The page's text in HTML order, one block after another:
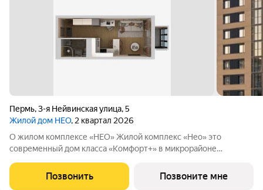
Пермь,3-я Нейвинская улица,5
Жилой дом НЕО, 2 квартал 2026
О жилом комплексе «НЕО» Жилой комплекс «Нео» это
современный дом класса «Комфорт+» в микрорайоне
приватностью и спокойным ритмом жизни. Девятиэтажный
жилой комплекс объединяет 80 квартир,
Позвонить Позвоните мне